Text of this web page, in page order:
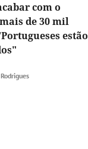
com o
de 30 mil
estão